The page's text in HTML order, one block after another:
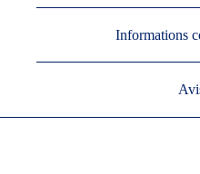
Informations